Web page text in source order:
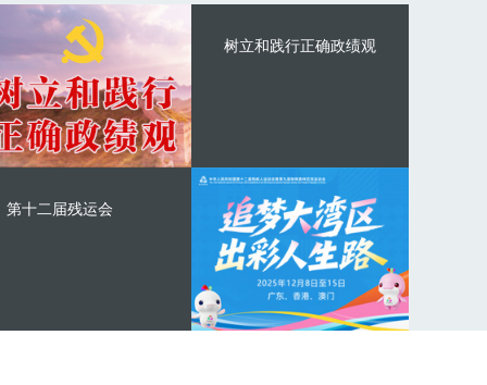
树立和践行正确政绩观
第十二届残运会